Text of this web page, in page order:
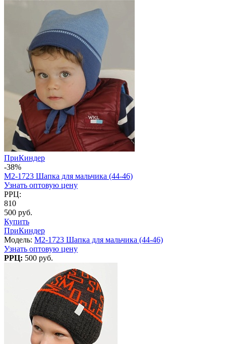
ПриКиндер
-38%
M2-1723 Шапка для мальчика (44-46)
Узнать оптовую цену
РРЦ:
810
500 руб.
Купить
ПриКиндер
Модель: M2-1723 Шапка для мальчика (44-46)
Узнать оптовую цену
РРЦ: 500 руб.